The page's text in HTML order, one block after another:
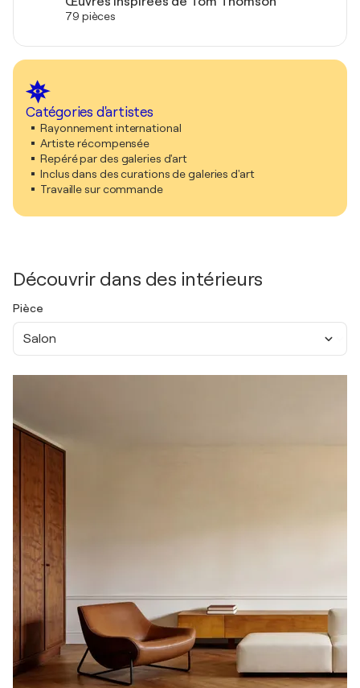
79 pièces
Catégories d'artistes
Rayonnement international
Artiste récompensée
Repéré par des galeries d'art
Inclus dans des curations de galeries d'art
Travaille sur commande
Découvrir dans des intérieurs
Pièce
Salon